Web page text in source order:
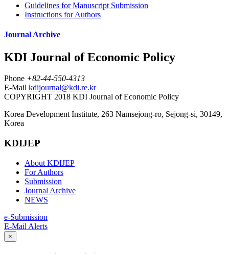
Guidelines for Manuscript Submission
Instructions for Authors
Journal Archive
KDI Journal of Economic Policy
Phone +82-44-550-4313
E-Mail kdijournal@kdi.re.kr
COPYRIGHT 2018 KDI Journal of Economic Policy
Korea Development Institute, 263 Namsejong-ro, Sejong-si, 30149,
Korea
KDIJEP
About KDIJEP
For Authors
Submission
Journal Archive
NEWS
e-Submission
E-Mail Alerts
×